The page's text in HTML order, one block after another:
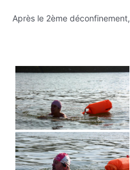
Après le 2ème